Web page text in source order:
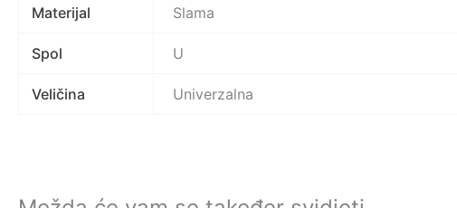
Materijal Slama
Spol U
Veličina Univerzalna